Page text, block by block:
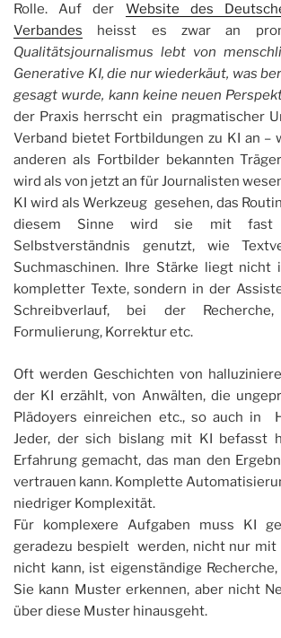
Rolle. Auf der Website des
Verbandes heisst es zwar an
Qualitätsjournalismus lebt von
Generative KI, die nur wiederkäut, was
gesagt wurde, kann keine neuen
der Praxis herrscht ein pragmatischer
Verband bietet Fortbildungen zu KI an –
anderen als Fortbilder bekannten
wird als von jetzt an für Journalisten
KI wird als Werkzeug gesehen, das
diesem Sinne wird sie mit fast
Selbstverständnis genutzt, wie
Suchmaschinen. Ihre Stärke liegt nicht
kompletter Texte, sondern in der
Schreibverlauf, bei der Recherche,
Formulierung, Korrektur etc.
Oft werden Geschichten von
der KI erzählt, von Anwälten, die
Plädoyers einreichen etc., so auch in
Jeder, der sich bislang mit KI befasst
Erfahrung gemacht, das man den
vertrauen kann. Komplette
niedriger Komplexität.
Für komplexere Aufgaben muss KI
geradezu bespielt werden, nicht nur mit
nicht kann, ist eigenständige
Sie kann Muster erkennen, aber nicht
über diese Muster hinausgeht.